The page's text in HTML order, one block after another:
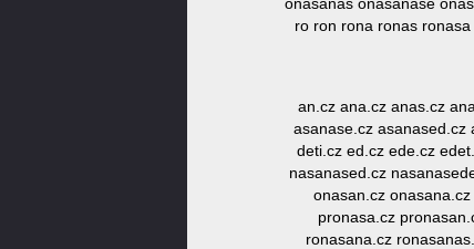
ro ron rona ronas
an.cz ana.cz anas.cz
asanase.cz asanased.cz
deti.cz ed.cz ede.cz
nasanased.cz
onasan.cz
pronasa.cz
ronasana.cz